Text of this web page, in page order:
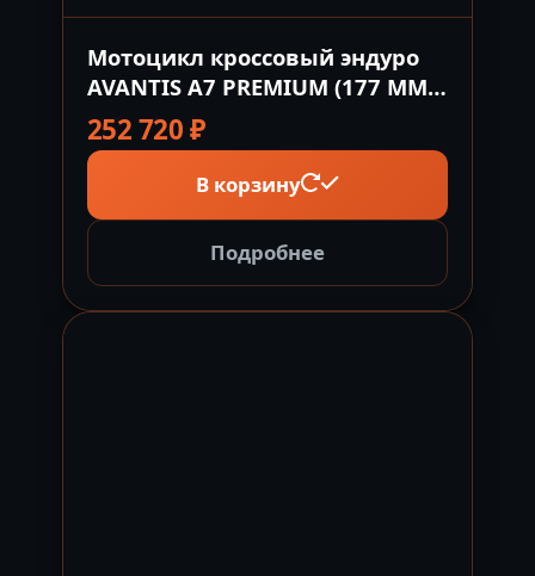
Мотоцикл кроссовый эндуро
AVANTIS A7 PREMIUM (177 MM)
с ПТС
252 720₽
В корзину
Подробнее